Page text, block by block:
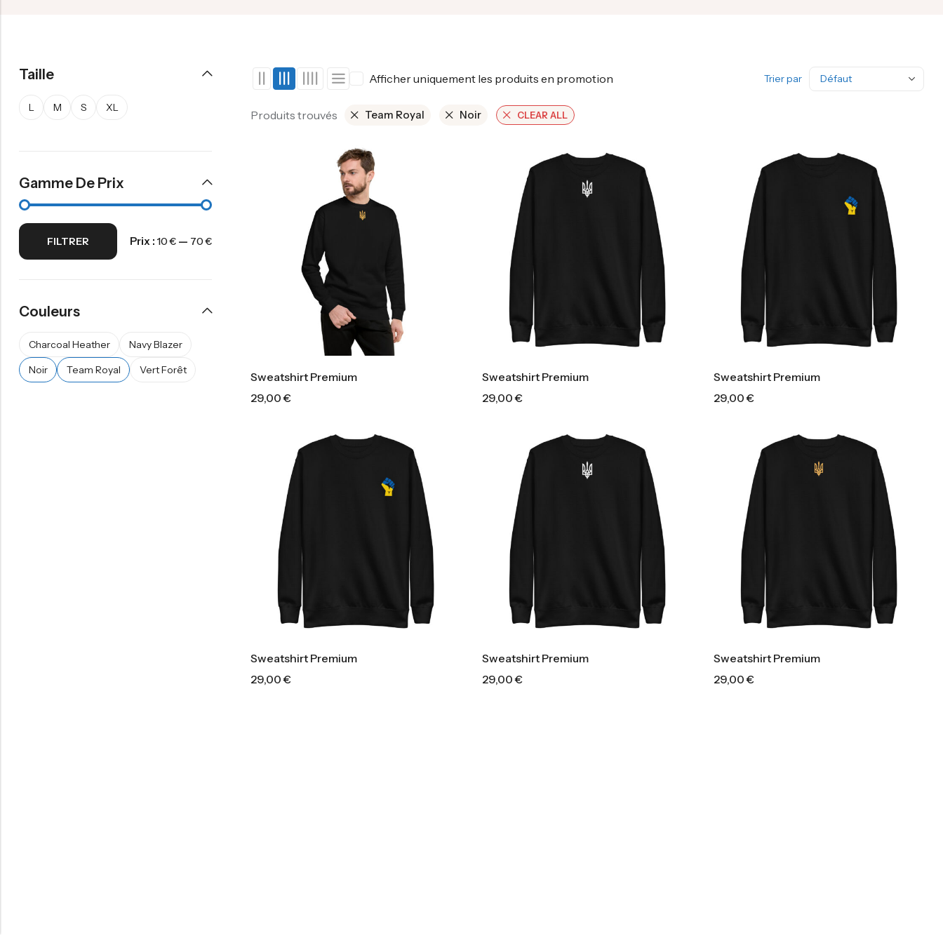
Afficher uniquement les produits en promotion Trier par
Produits trouvés Team Royal Noir CLEAR ALL
Sweatshirt Premium
29,00€
Sweatshirt Premium
29,00€
Sweatshirt Premium
29,00€
Sweatshirt Premium
29,00€
Sweatshirt Premium
29,00€
Sweatshirt Premium
29,00€
Taille
L M S XL
Gamme De Prix
FILTRER Prix : 10 € — 70 €
Couleurs
Charcoal Heather
Navy Blazer
Noir
Team Royal Vert Forêt